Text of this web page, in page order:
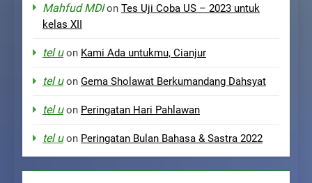
Mahfud MDIon Tes Uji Coba US – 2023 untuk
kelas XII
tel uon Kami Ada untukmu, Cianjur
tel uon Gema Sholawat Berkumandang Dahsyat
tel uon Peringatan Hari Pahlawan
tel uon Peringatan Bulan Bahasa & Sastra 2022